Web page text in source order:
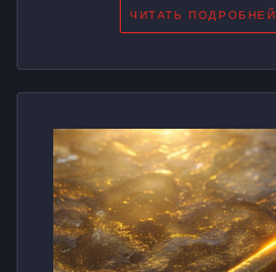
ЧИТАТЬ ПОДРОБНЕЙ